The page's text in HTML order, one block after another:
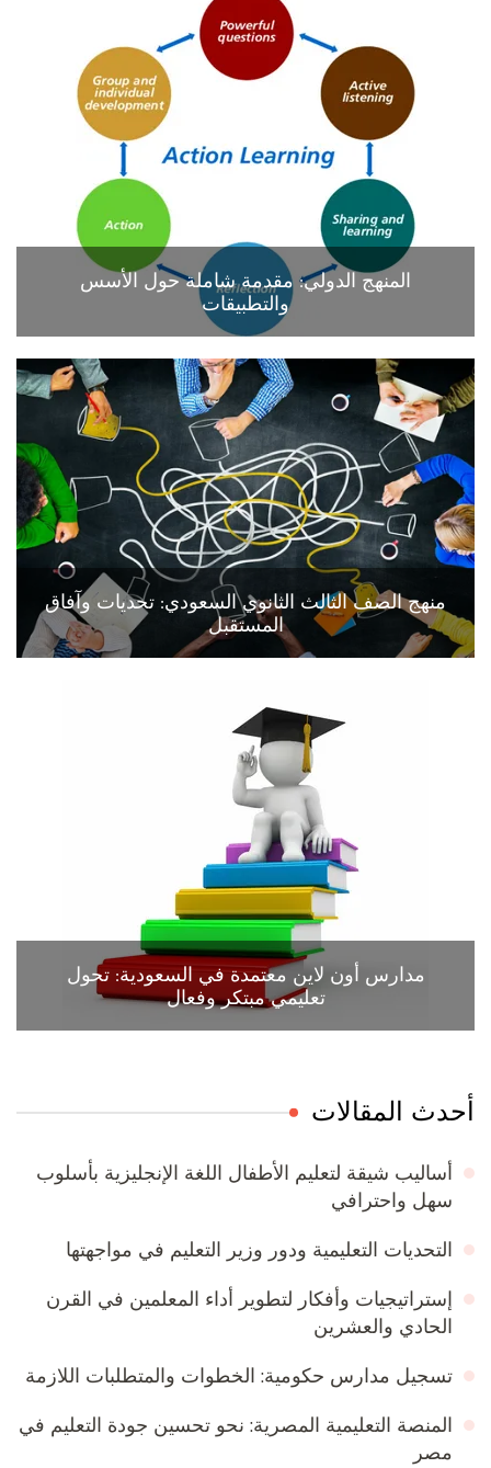
المنهج الدولي: مقدمة شاملة حول الأسس
والتطبيقات
منهج الصف الثالث الثانوي السعودي: تحديات وآفاق
المستقبل
مدارس أون لاين معتمدة في السعودية: تحول
تعليمي مبتكر وفعال
أحدث المقالات
أساليب شيقة لتعليم الأطفال اللغة الإنجليزية بأسلوب
سهل واحترافي
التحديات التعليمية ودور وزير التعليم في مواجهتها
إستراتيجيات وأفكار لتطوير أداء المعلمين في القرن
الحادي والعشرين
تسجيل مدارس حكومية: الخطوات والمتطلبات اللازمة
المنصة التعليمية المصرية: نحو تحسين جودة التعليم في
مصر